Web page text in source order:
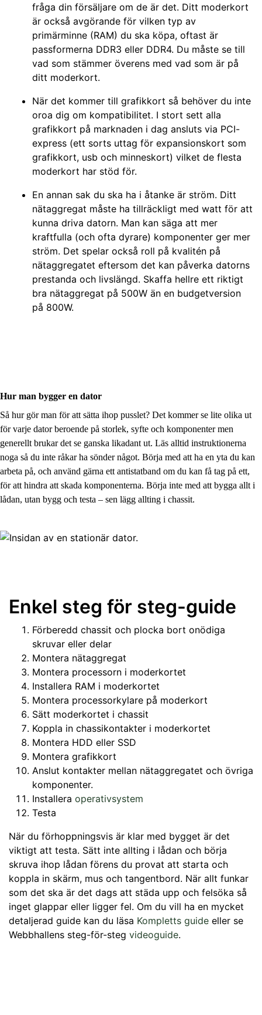
fråga din försäljare om de är det. Ditt moderkort
är också avgörande för vilken typ av
primärminne (RAM) du ska köpa, oftast är
passformerna DDR3 eller DDR4. Du måste se till
vad som stämmer överens med vad som är på
ditt moderkort.
När det kommer till grafikkort så behöver du inte
oroa dig om kompatibilitet. I stort sett alla
grafikkort på marknaden i dag ansluts via PCI-
express (ett sorts uttag för expansionskort som
grafikkort, usb och minneskort) vilket de flesta
moderkort har stöd för.
En annan sak du ska ha i åtanke är ström. Ditt
nätaggregat måste ha tillräckligt med watt för att
kunna driva datorn. Man kan säga att mer
kraftfulla (och ofta dyrare) komponenter ger mer
ström. Det spelar också roll på kvalitén på
nätaggregatet eftersom det kan påverka datorns
prestanda och livslängd. Skaffa hellre ett riktigt
bra nätaggregat på 500W än en budgetversion
på 800W.
Hur man bygger en dator
Så hur gör man för att sätta ihop pusslet? Det kommer se lite olika ut
för varje dator beroende på storlek, syfte och komponenter men
generellt brukar det se ganska likadant ut. Läs alltid instruktionerna
noga så du inte råkar ha sönder något. Börja med att ha en yta du kan
arbeta på, och använd gärna ett antistatband om du kan få tag på ett,
för att hindra att skada komponenterna. Börja inte med att bygga allt i
lådan, utan bygg och testa – sen lägg allting i chassit.
Enkel steg för steg-guide
Förberedd chassit och plocka bort onödiga
skruvar eller delar
Montera nätaggregat
Montera processorn i moderkortet
Installera RAM i moderkortet
Montera processorkylare på moderkort
Sätt moderkortet i chassit
Koppla in chassikontakter i moderkortet
Montera HDD eller SSD
Montera grafikkort
Anslut kontakter mellan nätaggregatet och övriga
komponenter.
Installera operativsystem
Testa
När du förhoppningsvis är klar med bygget är det
viktigt att testa. Sätt inte allting i lådan och börja
skruva ihop lådan förens du provat att starta och
koppla in skärm, mus och tangentbord. När allt funkar
som det ska är det dags att städa upp och felsöka så
inget glappar eller ligger fel. Om du vill ha en mycket
detaljerad guide kan du läsa Kompletts guide eller se
Webbhallens steg-för-steg videoguide.